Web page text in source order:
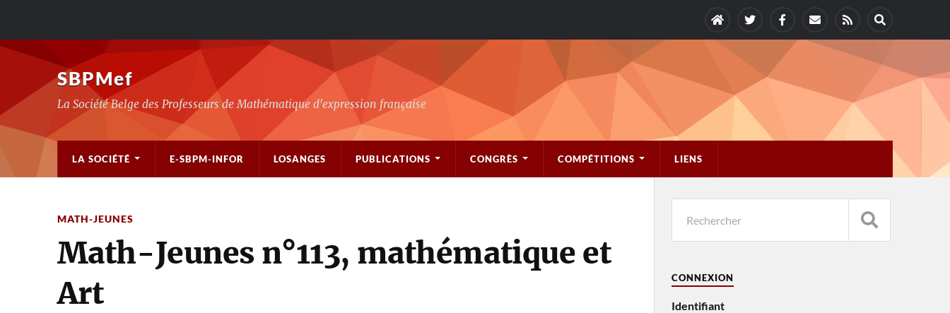
SBPMef
La Société Belge des Professeurs de Mathématique d'expression française
LA SOCIÉTÉ E-SBPM-INFOR LOSANGES PUBLICATIONS CONGRÈS COMPÉTITIONS LIENS
MATH-JEUNES
Math-Jeunes n°113, mathématique et
Art
CONNEXION
Identifiant